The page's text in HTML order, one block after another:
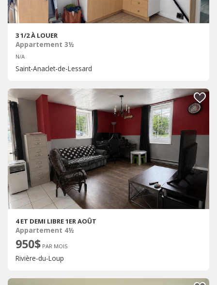
3 1/2 À LOUER
Appartement 3½
N/A
Saint-Anaclet-de-Lessard
4 ET DEMI LIBRE 1ER AOÛT
Appartement 4½
950$ PAR MOIS
Rivière-du-Loup